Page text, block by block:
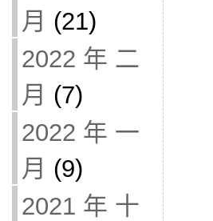
月 (21)
2022 年 二
月 (7)
2022 年 一
月 (9)
2021 年 十